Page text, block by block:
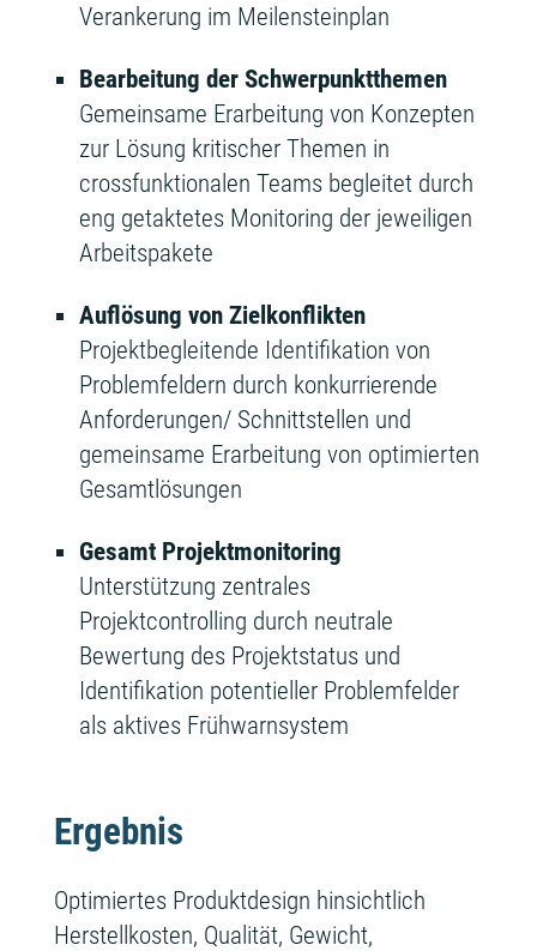
Verankerung im Meilensteinplan
Bearbeitung der Schwerpunktthemen
Gemeinsame Erarbeitung von Konzepten
zur Lösung kritischer Themen in
crossfunktionalen Teams begleitet durch
eng getaktetes Monitoring der jeweiligen
Arbeitspakete
Auflösung von Zielkonflikten
Projektbegleitende Identifikation von
Problemfeldern durch konkurrierende
Anforderungen/ Schnittstellen und
gemeinsame Erarbeitung von optimierten
Gesamtlösungen
Gesamt Projektmonitoring
Unterstützung zentrales
Projektcontrolling durch neutrale
Bewertung des Projektstatus und
Identifikation potentieller Problemfelder
als aktives Frühwarnsystem
Ergebnis
Optimiertes Produktdesign hinsichtlich
Herstellkosten, Qualität, Gewicht,